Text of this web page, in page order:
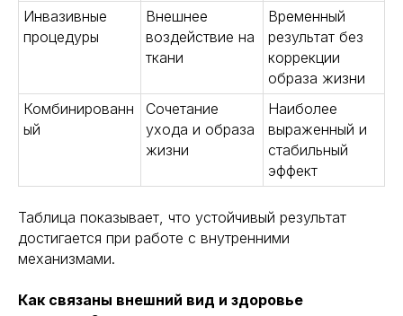
Инвазивные
процедуры
Внешнее
воздействие на
ткани
Временный
результат без
коррекции
образа жизни
Комбинированн
ый
Сочетание
ухода и образа
жизни
Наиболее
выраженный и
стабильный
эффект
Таблица показывает, что устойчивый результат
достигается при работе с внутренними
механизмами.
Как связаны внешний вид и здоровье